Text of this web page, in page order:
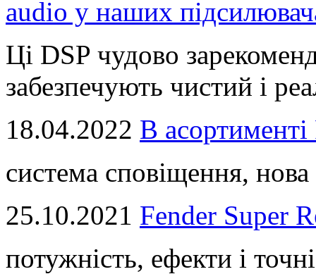
audio у наших
Ці DSP чудово
забезпечують чистий і
18.04.2022 В
система сповіщення,
25.10.2021 Fender Super
потужність, ефекти і